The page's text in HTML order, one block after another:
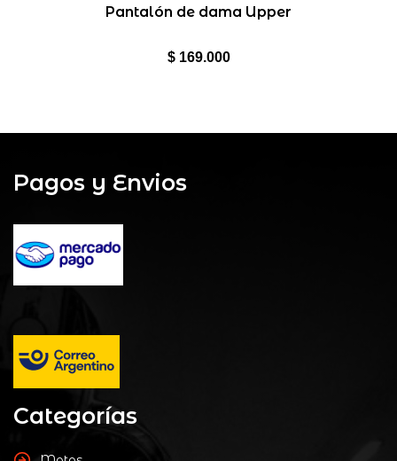
0
Pantalón de dama Upper
$169.000
Pagos y Envios
Categorías